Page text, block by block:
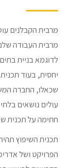
מרבית הקבלנים
מרבית העבודה
לדוגמא בניית
יחסית, בעוד
שכאלו, החברה
עולים נושאים
חתימה על תכנית
תכנית השיפוץ
הפרויקט ושל